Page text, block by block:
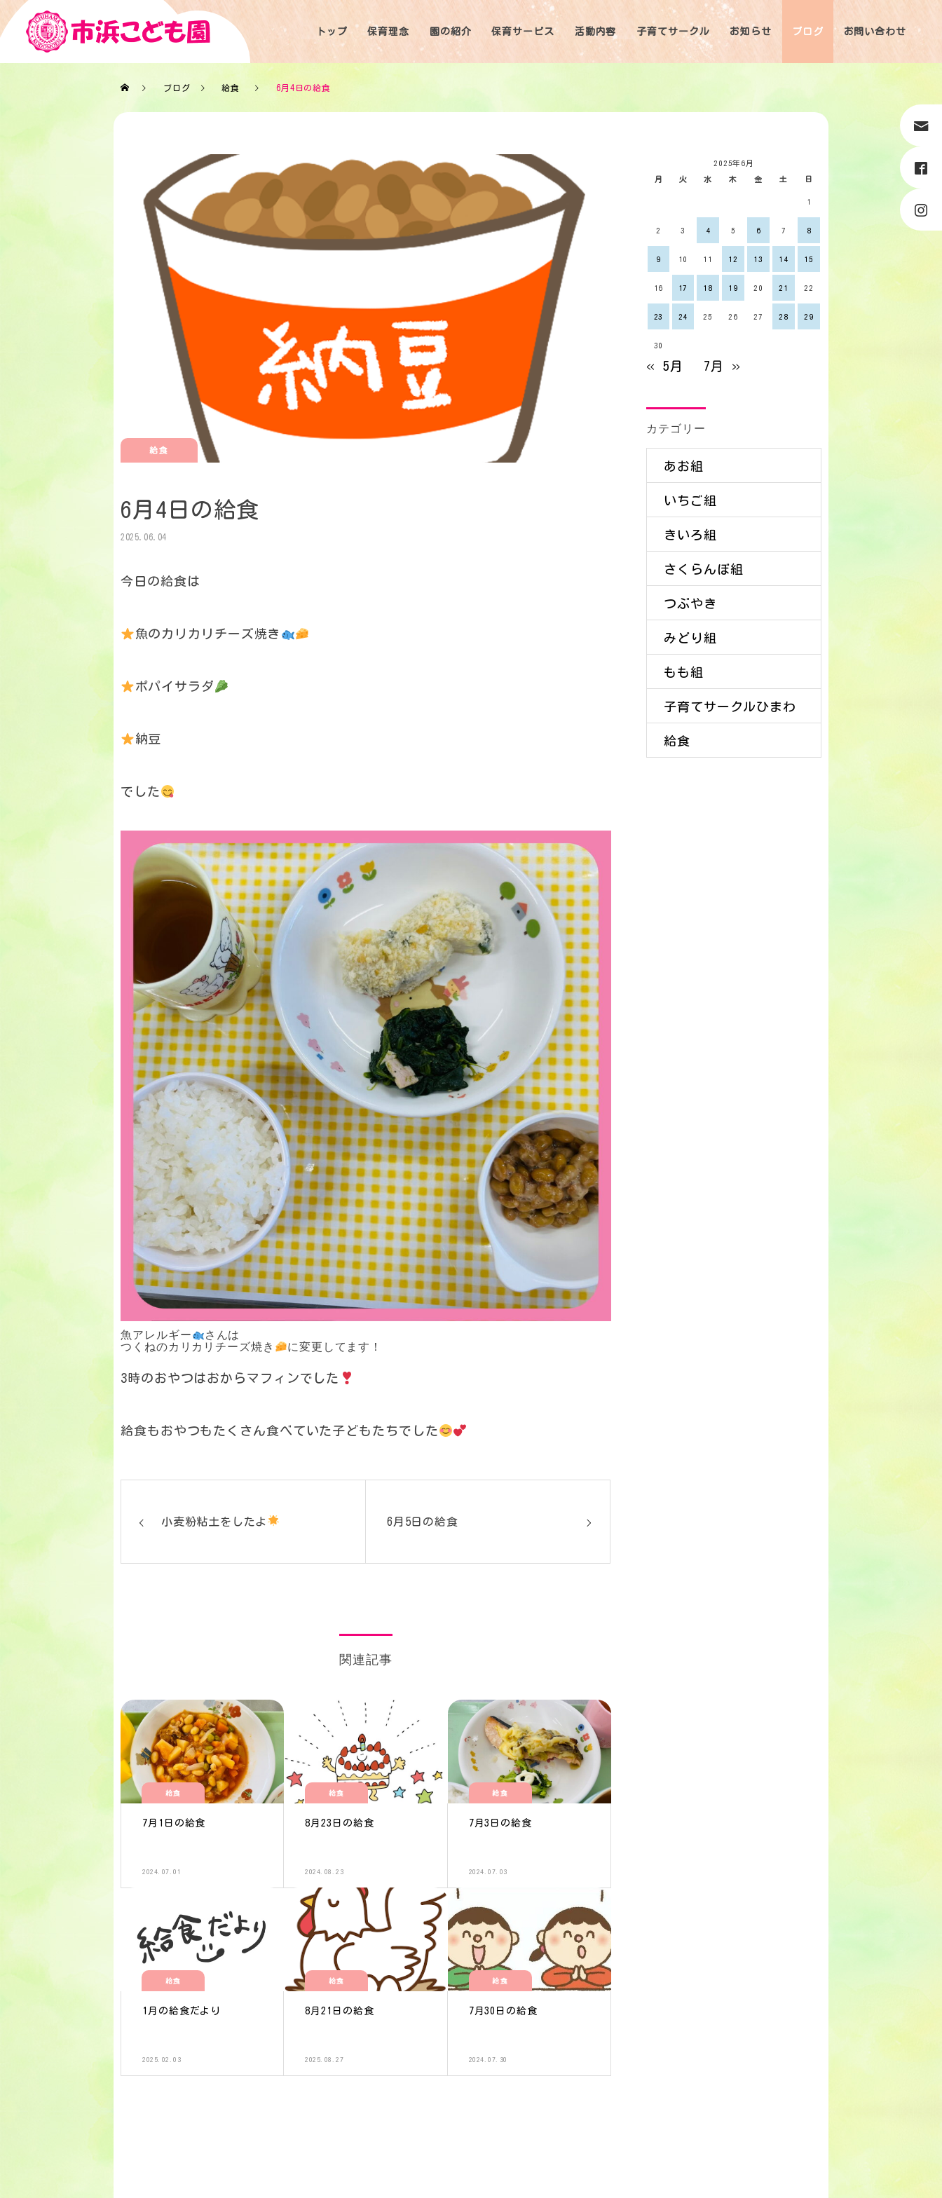
トップ 保育理念 園の紹介 保育サービス 活動内容 子育てサークル お知らせ ブログ お問い合わせ
ブログ 給食 6月4日の給食
給食
6月4日の給食
2025.06.04
今日の給食は
魚のカリカリチーズ焼き
ポパイサラダ
納豆
でした
魚アレルギー
さんは
つくねのカリカリチーズ焼き
に変更してます！
3時のおやつはおからマフィンでした
給食もおやつもたくさん食べていた子どもたちでした
小麦粉粘土をしたよ 6月5日の給食
関連記事
給食
7月1日の給食
2024.07.01
給食
8月23日の給食
2024.08.23
給食
7月3日の給食
2024.07.03
給食
1月の給食だより
2025.02.03
給食
8月21日の給食
2025.08.27
給食
7月30日の給食
2024.07.30
2025年6月
月 火 水 木 金 土 日
1
2 3 4 5 6 7 8
9 10 11 12 13 14 15
16 17 18 19 20 21 22
23 24 25 26 27 28 29
30
« 5月 7月 »
カテゴリー
あお組
いちご組
きいろ組
さくらんぼ組
つぶやき
みどり組
もも組
子育てサークルひまわ
り
給食